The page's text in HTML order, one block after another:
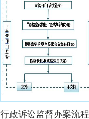
行政诉讼监督办案流程